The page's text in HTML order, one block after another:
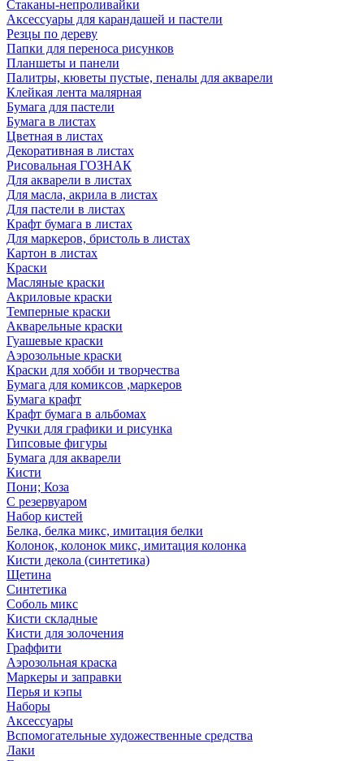
Стаканы-непроливайки
Аксессуары для карандашей и пастели
Резцы по дереву
Папки для переноса рисунков
Планшеты и панели
Палитры, кюветы пустые, пеналы для акварели
Клейкая лента малярная
Бумага для пастели
Бумага в листах
Цветная в листах
Декоративная в листах
Рисовальная ГОЗНАК
Для акварели в листах
Для масла, акрила в листах
Для пастели в листах
Крафт бумага в листах
Для маркеров, бристоль в листах
Картон в листах
Краски
Масляные краски
Акриловые краски
Темперные краски
Акварельные краски
Гуашевые краски
Аэрозольные краски
Краски для хобби и творчества
Бумага для комиксов ,маркеров
Бумага крафт
Крафт бумага в альбомах
Ручки для графики и рисунка
Гипсовые фигуры
Бумага для акварели
Кисти
Пони; Коза
С резервуаром
Набор кистей
Белка, белка микс, имитация белки
Колонок, колонок микс, имитация колонка
Кисти декола (синтетика)
Щетина
Синтетика
Соболь микс
Кисти складные
Кисти для золочения
Граффити
Аэрозольная краска
Маркеры и заправки
Перья и кэпы
Наборы
Аксессуары
Вспомогательные художественные средства
Лаки